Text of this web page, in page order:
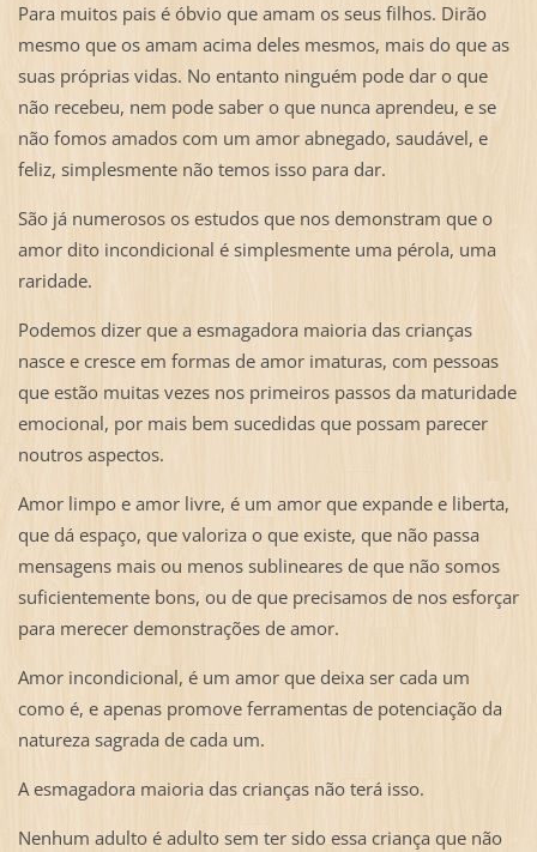
Para muitos pais é óbvio que amam os seus filhos. Dirão
mesmo que os amam acima deles mesmos, mais do que as
suas próprias vidas. No entanto ninguém pode dar o que
não recebeu, nem pode saber o que nunca aprendeu, e se
não fomos amados com um amor abnegado, saudável, e
feliz, simplesmente não temos isso para dar.
São já numerosos os estudos que nos demonstram que o
amor dito incondicional é simplesmente uma pérola, uma
raridade.
Podemos dizer que a esmagadora maioria das crianças
nasce e cresce em formas de amor imaturas, com pessoas
que estão muitas vezes nos primeiros passos da maturidade
emocional, por mais bem sucedidas que possam parecer
noutros aspectos.
Amor limpo e amor livre, é um amor que expande e liberta,
que dá espaço, que valoriza o que existe, que não passa
mensagens mais ou menos sublineares de que não somos
suficientemente bons, ou de que precisamos de nos esforçar
para merecer demonstrações de amor.
Amor incondicional, é um amor que deixa ser cada um
como é, e apenas promove ferramentas de potenciação da
natureza sagrada de cada um.
A esmagadora maioria das crianças não terá isso.
Nenhum adulto é adulto sem ter sido essa criança que não